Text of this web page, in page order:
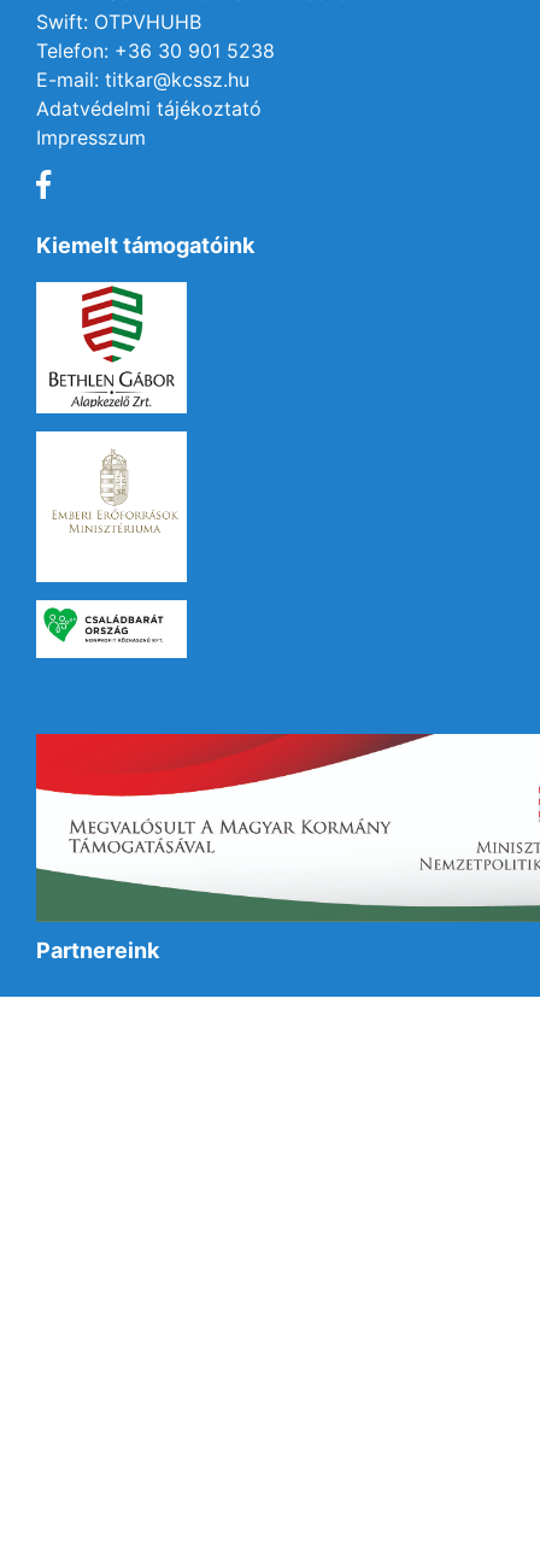
Swift: OTPVHUHB
Telefon: +36 30 901 5238
E-mail: titkar@kcssz.hu
Adatvédelmi tájékoztató
Impresszum
Kiemelt támogatóink
Partnereink